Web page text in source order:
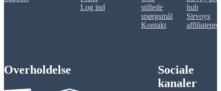
Log ind
stillede
spørgsmål
Kontakt
hub
Sirvoys
Overholdelse
Sociale
kanaler